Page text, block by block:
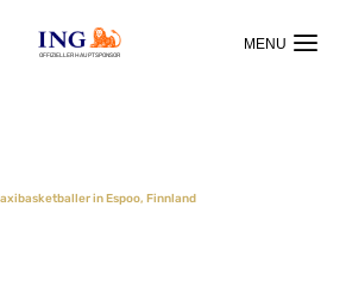
OFFIZIELLER HAUPTSPONSOR
in Espoo, Finnland